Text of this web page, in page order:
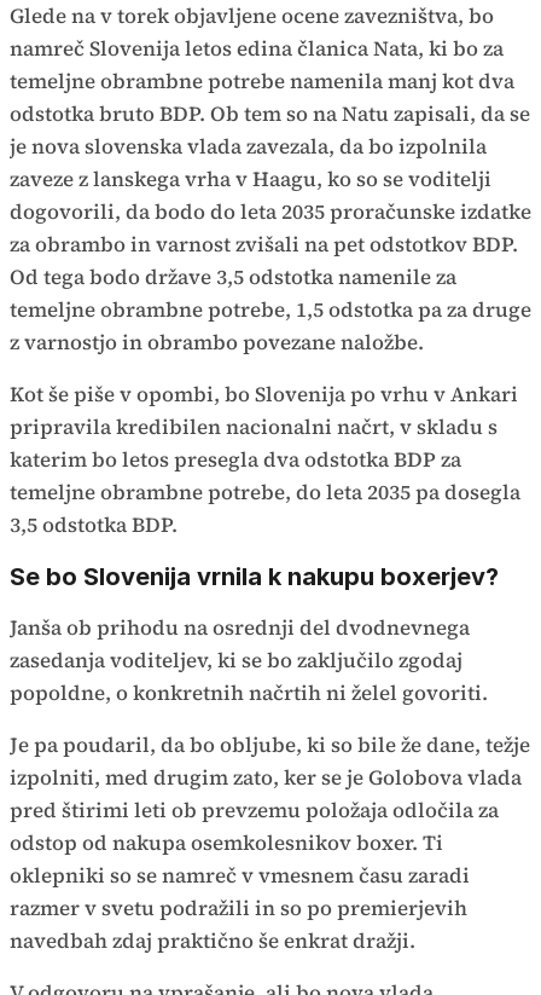
Glede na v torek objavljene ocene zavezništva, bo
namreč Slovenija letos edina članica Nata, ki bo za
temeljne obrambne potrebe namenila manj kot dva
odstotka bruto BDP. Ob tem so na Natu zapisali, da se
je nova slovenska vlada zavezala, da bo izpolnila
zaveze z lanskega vrha v Haagu, ko so se voditelji
dogovorili, da bodo do leta 2035 proračunske izdatke
za obrambo in varnost zvišali na pet odstotkov BDP.
Od tega bodo države 3,5 odstotka namenile za
temeljne obrambne potrebe, 1,5 odstotka pa za druge
z varnostjo in obrambo povezane naložbe.
Kot še piše v opombi, bo Slovenija po vrhu v Ankari
pripravila kredibilen nacionalni načrt, v skladu s
katerim bo letos presegla dva odstotka BDP za
temeljne obrambne potrebe, do leta 2035 pa dosegla
3,5 odstotka BDP.
Se bo Slovenija vrnila k nakupu boxerjev?
Janša ob prihodu na osrednji del dvodnevnega
zasedanja voditeljev, ki se bo zaključilo zgodaj
popoldne, o konkretnih načrtih ni želel govoriti.
Je pa poudaril, da bo obljube, ki so bile že dane, težje
izpolniti, med drugim zato, ker se je Golobova vlada
pred štirimi leti ob prevzemu položaja odločila za
odstop od nakupa osemkolesnikov boxer. Ti
oklepniki so se namreč v vmesnem času zaradi
razmer v svetu podražili in so po premierjevih
navedbah zdaj praktično še enkrat dražji.